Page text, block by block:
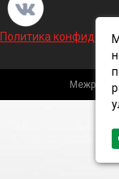
Политика